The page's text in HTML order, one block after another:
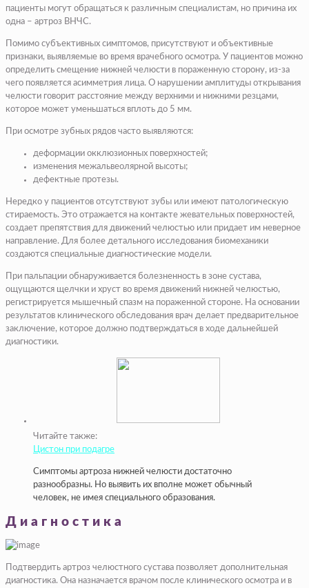
пациенты могут обращаться к различным специалистам, но причина их
одна – артроз ВНЧС.
Помимо субъективных симптомов, присутствуют и объективные
признаки, выявляемые во время врачебного осмотра. У пациентов можно
определить смещение нижней челюсти в пораженную сторону, из-за
чего появляется асимметрия лица. О нарушении амплитуды открывания
челюсти говорит расстояние между верхними и нижними резцами,
которое может уменьшаться вплоть до 5 мм.
При осмотре зубных рядов часто выявляются:
деформации окклюзионных поверхностей;
изменения межальвеолярной высоты;
дефектные протезы.
Нередко у пациентов отсутствуют зубы или имеют патологическую
стираемость. Это отражается на контакте жевательных поверхностей,
создает препятствия для движений челюстью или придает им неверное
направление. Для более детального исследования биомеханики
создаются специальные диагностические модели.
При пальпации обнаруживается болезненность в зоне сустава,
ощущаются щелчки и хруст во время движений нижней челюстью,
регистрируется мышечный спазм на пораженной стороне. На основании
результатов клинического обследования врач делает предварительное
заключение, которое должно подтверждаться в ходе дальнейшей
диагностики.
Читайте также:
Цистон при подагре
Симптомы артроза нижней челюсти достаточно
разнообразны. Но выявить их вполне может обычный
человек, не имея специального образования.
Диагностика
Подтвердить артроз челюстного сустава позволяет дополнительная
диагностика. Она назначается врачом после клинического осмотра и в